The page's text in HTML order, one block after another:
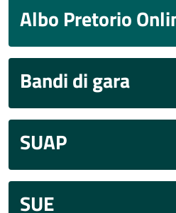
Albo Pretorio
Bandi di gara
SUAP
SUE